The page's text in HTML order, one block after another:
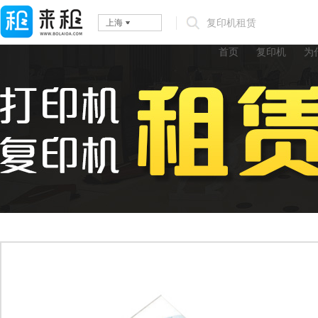
上海
首页 复印机 为